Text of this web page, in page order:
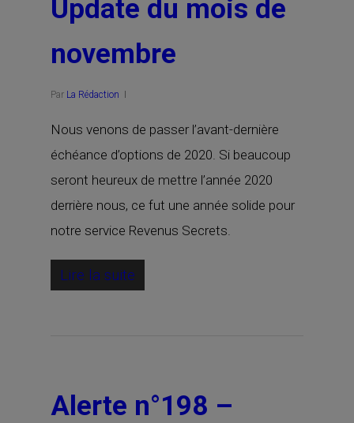
Update du mois de
novembre
Par La Rédaction
Nous venons de passer l’avant-dernière
échéance d’options de 2020. Si beaucoup
seront heureux de mettre l’année 2020
derrière nous, ce fut une année solide pour
notre service Revenus Secrets.
Lire la suite
Alerte n°198 –